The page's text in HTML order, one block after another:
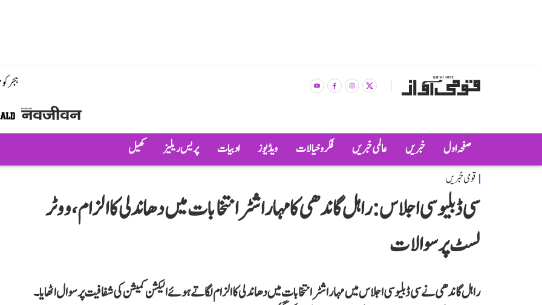
ہجر
صفحہ اول خبریں عالمی خبریں فکر و خیالات ویڈیوز ادبیات پریس ریلیز کھیل
قومی خبریں
سی ڈبلیو سی اجلاس: راہل گاندھی کا مہاراشٹر انتخابات میں دھاندلی کا الزام، ووٹر
لسٹ پر سوالات
راہل گاندھی نے سی ڈبلیو سی اجلاس میں مہاراشٹر انتخابات میں دھاندلی کا الزام لگاتے ہوئے الیکشن کمیشن کی شفافیت پر سوال اٹھایا۔